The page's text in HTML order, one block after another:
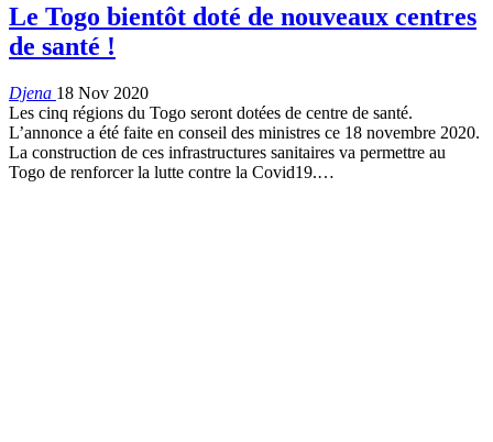
Le Togo bientôt doté de nouveaux centres
de santé !
Djena 18 Nov 2020
Les cinq régions du Togo seront dotées de centre de santé.
L’annonce a été faite en conseil des ministres ce 18 novembre 2020.
La construction de ces infrastructures sanitaires va permettre au
Togo de renforcer la lutte contre la Covid19.…